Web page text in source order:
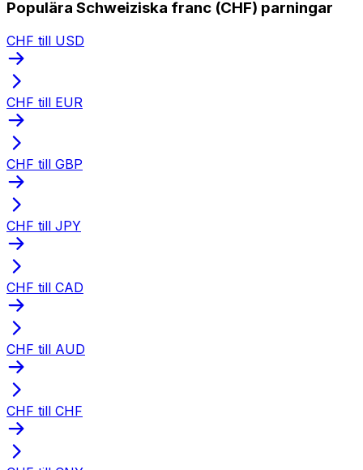
Populära Schweiziska franc (CHF) parningar
CHF till USD
CHF till EUR
CHF till GBP
CHF till JPY
CHF till CAD
CHF till AUD
CHF till CHF